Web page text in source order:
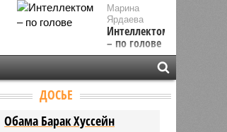
Марина
Ярдаева
Интеллектом
– по голове
ДОСЬЕ
Обама Барак Хуссейн